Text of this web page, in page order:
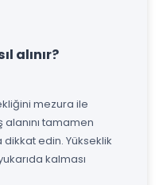
alınır?
mezura ile
tamamen
edin. Yükseklik
kalması